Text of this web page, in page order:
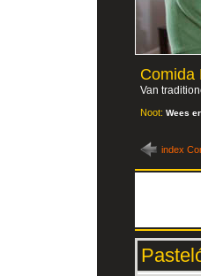
Comida
Van
Noot: Wees
index